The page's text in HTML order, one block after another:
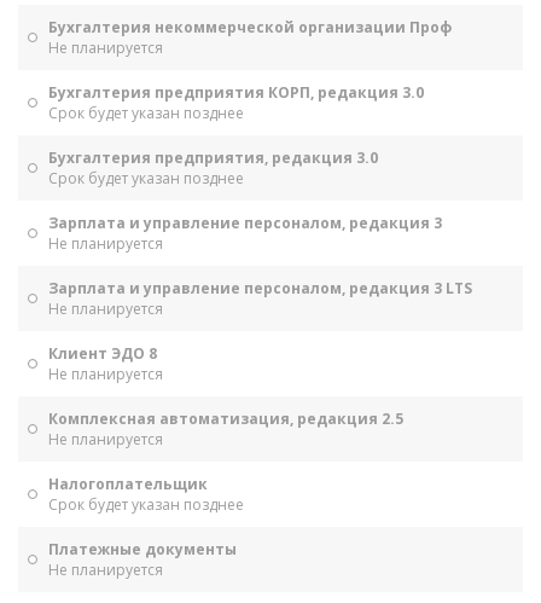
Бухгалтерия некоммерческой организации Проф
Не планируется
Бухгалтерия предприятия КОРП, редакция 3.0
Срок будет указан позднее
Бухгалтерия предприятия, редакция 3.0
Срок будет указан позднее
Зарплата и управление персоналом, редакция 3
Не планируется
Зарплата и управление персоналом, редакция 3 LTS
Не планируется
Клиент ЭДО 8
Не планируется
Комплексная автоматизация, редакция 2.5
Не планируется
Налогоплательщик
Срок будет указан позднее
Платежные документы
Не планируется